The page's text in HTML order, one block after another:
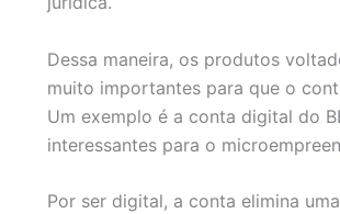
Dessa maneira, os produtos
muito importantes para que o
Um exemplo é a conta digital do
interessantes para o
Por ser digital, a conta elimina